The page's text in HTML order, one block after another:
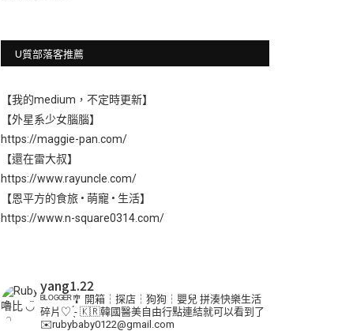
U質部落客推薦
【我的medium，不定時更新】
【外星系少女腦腦】
https://maggie-pan.com/
【還在雷大叔】
https://www.rayuncle.com/
【恩平方的食旅 • 萌寵 • 生活】
https://www.n-square0314.com/
yang1.22
ᴮᴸᴼᴳᴳᴱᴿ🎐 開箱┆探店┆狗狗┆嬰兒 拼湊快樂生活
碎片♡ ̖́- 🇰🇷韓國醫美自由行點連結就可以看到了
✉️rubybaby0122@gmail.com